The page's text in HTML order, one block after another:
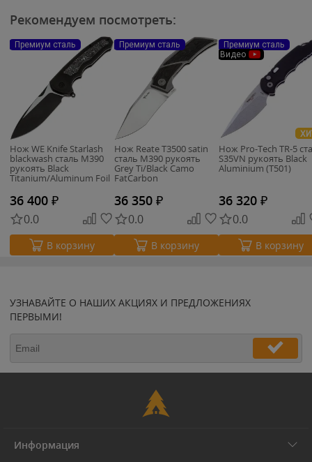
Рекомендуем посмотреть:
Премиум сталь
Нож WE Knife Starlash
blackwash сталь M390
рукоять Black
Titanium/Aluminum Foil
36 400 ₽
0.0
В корзину
Премиум сталь
Нож Reate T3500 satin
сталь M390 рукоять
Grey Ti/Black Camo
FatCarbon
36 350 ₽
0.0
В корзину
Премиум сталь
Видео
Нож Pro-Tech TR-5
S35VN рукоять Black
Aluminium (T501)
36 320 ₽
0.0
В корзину
УЗНАВАЙТЕ О НАШИХ АКЦИЯХ И ПРЕДЛОЖЕНИЯХ
ПЕРВЫМИ!
Информация